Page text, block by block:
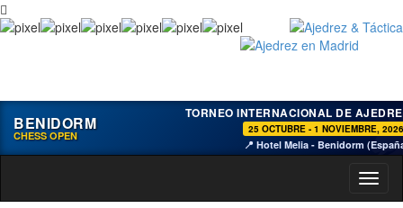
BENIDORM
CHESS OPEN
TORNEO INTERNACIONAL DE
25 OCTUBRE - 1 NOVIEMBRE, 2026
📍 Hotel Melia - Benidorm